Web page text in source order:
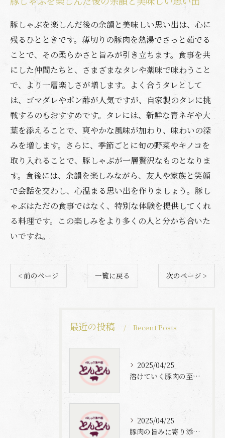
豚しゃぶを楽しんだ後の余韻と美味しい思い出は、心に
残るひとときです。薄切りの豚肉を熱湯でさっと茹でる
ことで、その柔らかさと旨みが引き立ちます。食事を共
にした仲間たちと、さまざまなタレや薬味で味わうこと
で、より一層楽しさが増します。よく合うタレとして
は、ゴマダレやポン酢が人気ですが、自家製のタレに挑
戦するのもおすすめです。タレには、新鮮な青ネギや大
葉を添えることで、爽やかな風味が加わり、味わいの深
みを増します。さらに、季節ごとに旬の野菜やキノコを
取り入れることで、豚しゃぶが一層贅沢なものとなりま
す。食後には、余韻を楽しみながら、友人や家族と笑顔
で会話を交わし、心温まる思い出を作りましょう。豚し
ゃぶはただの食事ではなく、特別な体験を提供してくれ
る料理です。この楽しみをより多くの人と分かち合いた
いですね。
< 前のページ 一覧に戻る 次のページ >
最近の投稿 Recent Posts
2025/04/25
溶けていく豚肉の至福体験
2025/04/25
豚肉の旨みに寄り添う自家製梅出汁の魅力